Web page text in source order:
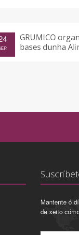
GRUMICO
bases dunha
Mantente ó
de xeito